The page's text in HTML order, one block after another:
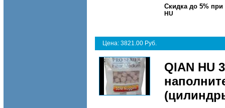
Скидка до 5%
HU
Цена: 3821.00 Руб.
QIAN HU